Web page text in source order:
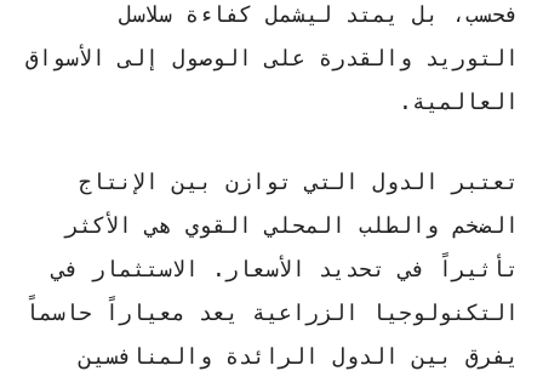
فحسب، بل يمتد ليشمل كفاءة سلاسل
التوريد والقدرة على الوصول إلى الأسواق
العالمية.
تعتبر الدول التي توازن بين الإنتاج
الضخم والطلب المحلي القوي هي الأكثر
تأثيراً في تحديد الأسعار.
الاستثمار في
التكنولوجيا الزراعية يعد معياراً حاسماً
يفرق بين الدول الرائدة والمنافسين